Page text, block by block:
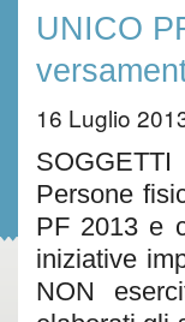
UNICO
16 Luglio
SOGGETTI
Persone
PF 2013 e
iniziative
NON